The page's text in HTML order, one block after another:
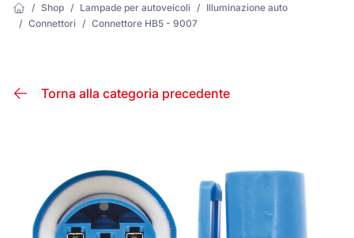
/ Shop / Lampade per autoveicoli / Illuminazione auto
/ Connettori / Connettore HB5 - 9007
Torna alla categoria precedente